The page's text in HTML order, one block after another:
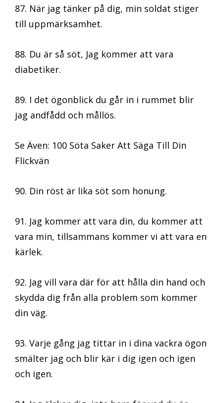
87. När jag tänker på dig, min soldat stiger
till uppmärksamhet.
88. Du är så söt, Jag kommer att vara
diabetiker.
89. I det ögonblick du går in i rummet blir
jag andfådd och mållös.
Se Även: 100 Söta Saker Att Säga Till Din
Flickvän
90. Din röst är lika söt som honung.
91. Jag kommer att vara din, du kommer att
vara min, tillsammans kommer vi att vara en
kärlek.
92. Jag vill vara där för att hålla din hand och
skydda dig från alla problem som kommer
din väg.
93. Varje gång jag tittar in i dina vackra ögon
smälter jag och blir kär i dig igen och igen
och igen.